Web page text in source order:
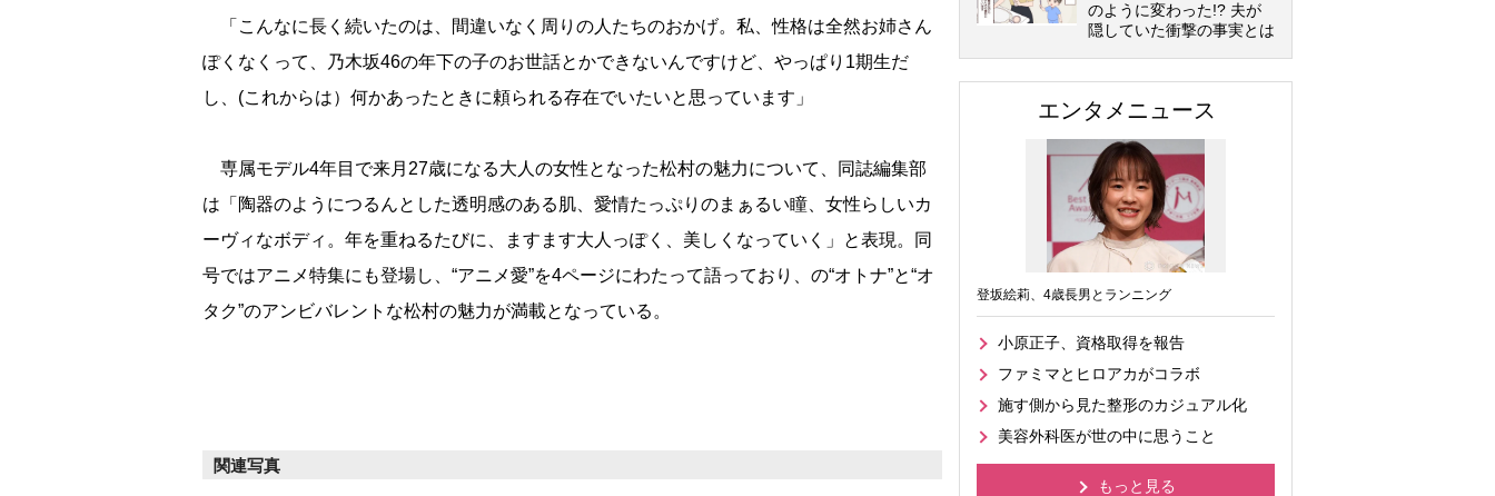
「こんなに長く続いたのは、間違いなく周りの人たちのおかげ。私、性格は全然お姉さん
ぽくなくって、乃木坂46の年下の子のお世話とかできないんですけど、やっぱり1期生だ
し、(これからは）何かあったときに頼られる存在でいたいと思っています」
専属モデル4年目で来月27歳になる大人の女性となった松村の魅力について、同誌編集部
は「陶器のようにつるんとした透明感のある肌、愛情たっぷりのまぁるい瞳、女性らしいカ
ーヴィなボディ。年を重ねるたびに、ますます大人っぽく、美しくなっていく」と表現。同
号ではアニメ特集にも登場し、“アニメ愛”を4ページにわたって語っており、の“オトナ”と“オ
タク”のアンビバレントな松村の魅力が満載となっている。
関連写真
のように変わった!? 夫が
隠していた衝撃の事実とは
エンタメニュース
登坂絵莉、4歳長男とランニング
小原正子、資格取得を報告
ファミマとヒロアカがコラボ
施す側から見た整形のカジュアル化
美容外科医が世の中に思うこと
もっと見る